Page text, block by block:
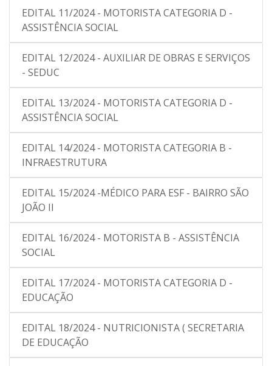
EDITAL 11/2024 - MOTORISTA CATEGORIA D -
ASSISTÊNCIA SOCIAL
EDITAL 12/2024 - AUXILIAR DE OBRAS E SERVIÇOS
- SEDUC
EDITAL 13/2024 - MOTORISTA CATEGORIA D -
ASSISTÊNCIA SOCIAL
EDITAL 14/2024 - MOTORISTA CATEGORIA B -
INFRAESTRUTURA
EDITAL 15/2024 -MÉDICO PARA ESF - BAIRRO SÃO
JOÃO II
EDITAL 16/2024 - MOTORISTA B - ASSISTÊNCIA
SOCIAL
EDITAL 17/2024 - MOTORISTA CATEGORIA D -
EDUCAÇÃO
EDITAL 18/2024 - NUTRICIONISTA ( SECRETARIA
DE EDUCAÇÃO